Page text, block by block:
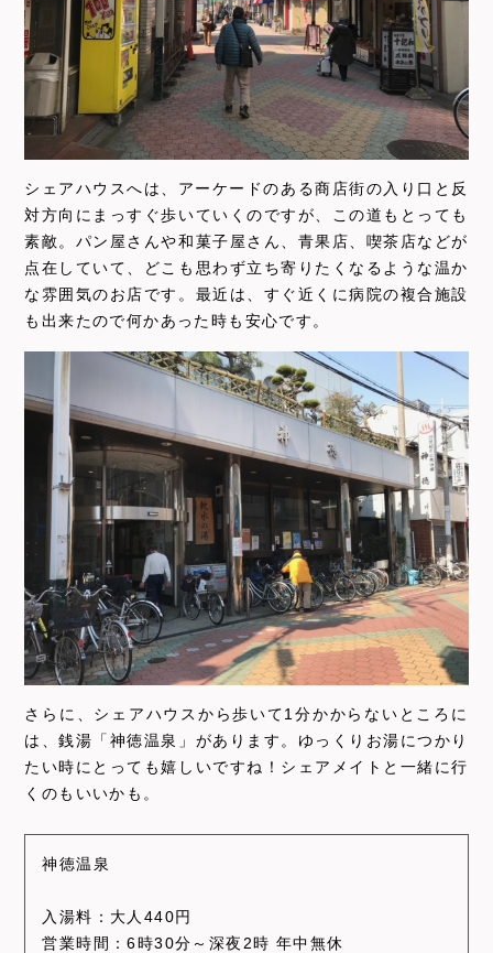
シェアハウスへは、アーケードのある商店街の入り口と反
対方向にまっすぐ歩いていくのですが、この道もとっても
素敵。パン屋さんや和菓子屋さん、青果店、喫茶店などが
点在していて、どこも思わず立ち寄りたくなるような温か
な雰囲気のお店です。最近は、すぐ近くに病院の複合施設
も出来たので何かあった時も安心です。
さらに、シェアハウスから歩いて1分かからないところに
は、銭湯「神徳温泉」があります。ゆっくりお湯につかり
たい時にとっても嬉しいですね！シェアメイトと一緒に行
くのもいいかも。
神徳温泉
入湯料：大人440円
営業時間：6時30分～深夜2時 年中無休